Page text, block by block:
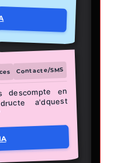
Contacte/SMS
descompte en
a'dquest